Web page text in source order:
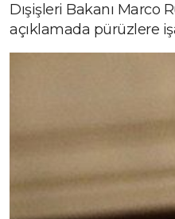
Dışişleri Bakanı Marco
açıklamada pürüzlere